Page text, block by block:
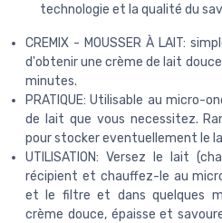
technologie et la qualité du
CREMIX - MOUSSER À LAIT:
d'obtenir une crème de lait
minutes.
PRATIQUE: Utilisable au micro-
de lait que vous necessitez.
pour stocker eventuellement le
UTILISATION: Versez le lait
récipient et chauffez-le au
et le filtre et dans quelques
crème douce, épaisse et